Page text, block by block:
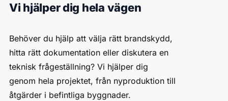
Vi hjälper dig hela vägen
Behöver du hjälp att välja rätt brandskydd,
hitta rätt dokumentation eller diskutera en
teknisk frågeställning? Vi hjälper dig
genom hela projektet, från nyproduktion till
åtgärder i befintliga byggnader.